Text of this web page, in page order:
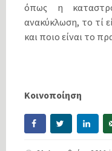
όπως η
ανακύκλωση, το τί
και ποιο είναι το
Κοινοποίηση